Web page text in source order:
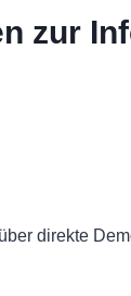
zur
direkte